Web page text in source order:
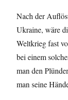
Nach der
Ukraine, wäre
Weltkrieg fast
bei einem
man den
man seine